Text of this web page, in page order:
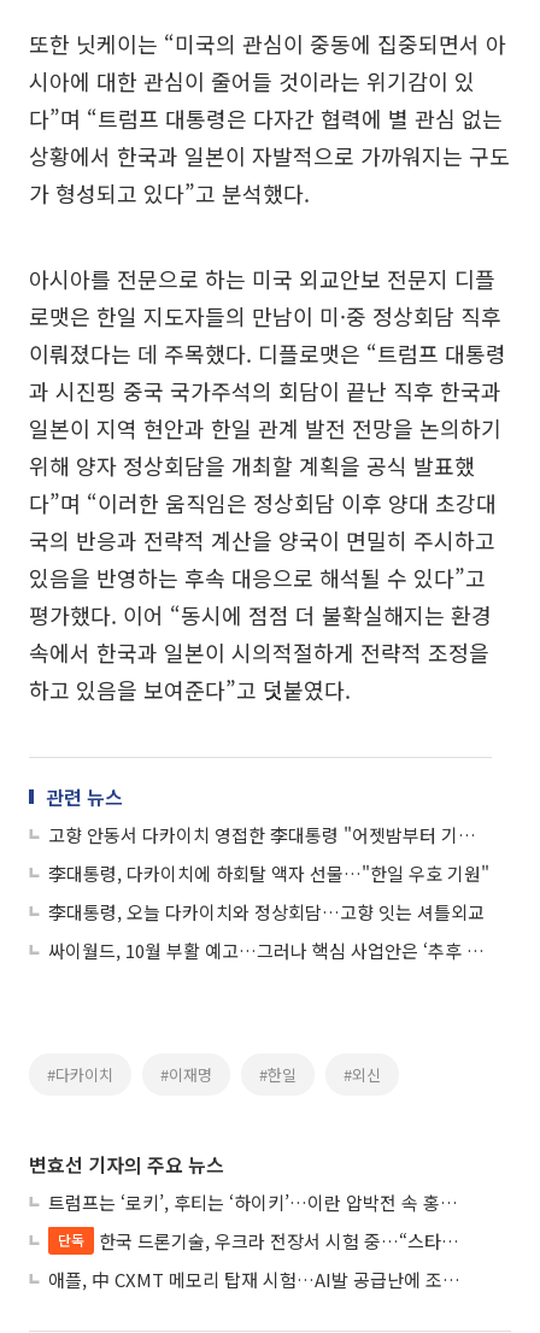
또한 닛케이는 “미국의 관심이 중동에 집중되면서 아
시아에 대한 관심이 줄어들 것이라는 위기감이 있
다”며 “트럼프 대통령은 다자간 협력에 별 관심 없는
상황에서 한국과 일본이 자발적으로 가까워지는 구도
가 형성되고 있다”고 분석했다.
아시아를 전문으로 하는 미국 외교안보 전문지 디플
로맷은 한일 지도자들의 만남이 미·중 정상회담 직후
이뤄졌다는 데 주목했다. 디플로맷은 “트럼프 대통령
과 시진핑 중국 국가주석의 회담이 끝난 직후 한국과
일본이 지역 현안과 한일 관계 발전 전망을 논의하기
위해 양자 정상회담을 개최할 계획을 공식 발표했
다”며 “이러한 움직임은 정상회담 이후 양대 초강대
국의 반응과 전략적 계산을 양국이 면밀히 주시하고
있음을 반영하는 후속 대응으로 해석될 수 있다”고
평가했다. 이어 “동시에 점점 더 불확실해지는 환경
속에서 한국과 일본이 시의적절하게 전략적 조정을
하고 있음을 보여준다”고 덧붙였다.
관련 뉴스
고향 안동서 다카이치 영접한 李대통령 "어젯밤부터 기다렸다"
李대통령, 다카이치에 하회탈 액자 선물…"한일 우호 기원"
李대통령, 오늘 다카이치와 정상회담…고향 잇는 셔틀외교
싸이월드, 10월 부활 예고…그러나 핵심 사업안은 ‘추후 공개’
#다카이치 #이재명 #한일 #외신
변효선 기자의 주요 뉴스
트럼프는 ‘로키’, 후티는 ‘하이키’…이란 압박전 속 홍해·예멘 전선 격화
단독
한국 드론기술, 우크라 전장서 시험 중…“스타트업 여러 곳 참여”
애플, 中 CXMT 메모리 탑재 시험…AI발 공급난에 조달처 다변화